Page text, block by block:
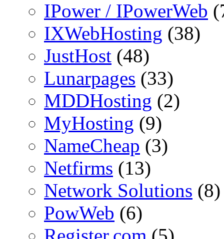
IPower / IPowerWeb
IXWebHosting (38)
JustHost (48)
Lunarpages (33)
MDDHosting (2)
MyHosting (9)
NameCheap (3)
Netfirms (13)
Network Solutions (8)
PowWeb (6)